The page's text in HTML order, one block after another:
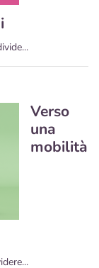
Verso
una
mobilità